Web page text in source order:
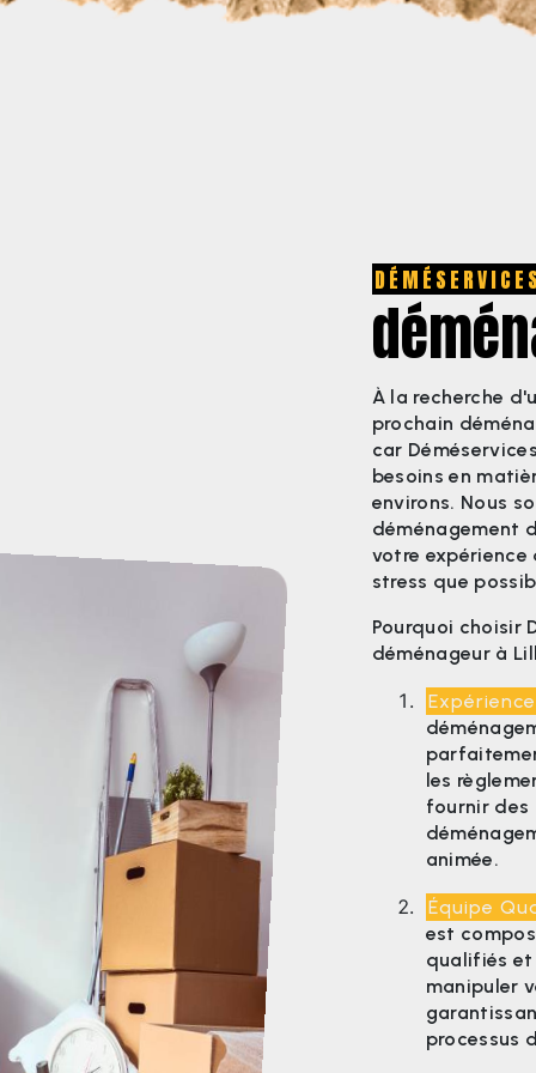
À la recherche
prochain
car
besoins en
environs. Nous
déménagement
votre expérience
stress que
Pourquoi choisir
déménageur à
les
fournir des
animée.
Équipe
est
qualifiés et
manipuler
processus